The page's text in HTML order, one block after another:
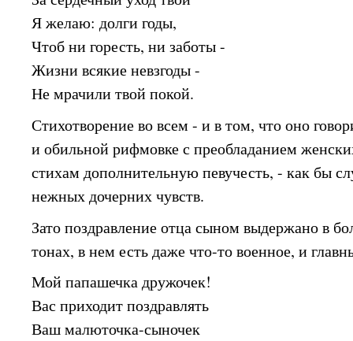
Я желаю: долги годы,
Чтоб ни горесть, ни заботы -
Жизни всякие невзгоды -
Не мрачили твой покой.
Стихотворение во всем - и в том, что оно
и обильной рифмовке с преобладанием
стихам дополнительную певучесть, - как бы
нежных дочерних чувств.
Зато поздравление отца сыном выдержано в
тонах, в нем есть даже что-то военное, и
Мой папашечка дружочек!
Вас приходит поздравлять
Ваш малюточка-сыночек